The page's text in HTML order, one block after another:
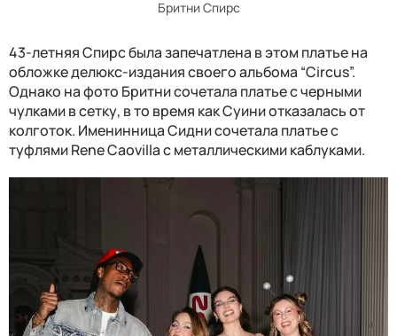
Бритни Спирс
43-летняя Спирс была запечатлена в этом платье на
обложке делюкс-издания своего альбома “Circus”.
Однако на фото Бритни сочетала платье с черными
чулками в сетку, в то время как Суини отказалась от
колготок. Именинница Сидни сочетала платье с
туфлями Rene Caovilla с металлическими каблуками.